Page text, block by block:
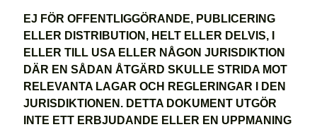
EJ FÖR OFFENTLIGGÖRANDE, PUBLICERING
ELLER DISTRIBUTION, HELT ELLER DELVIS, I
ELLER TILL USA ELLER NÅGON JURISDIKTION
DÄR EN SÅDAN ÅTGÄRD SKULLE STRIDA MOT
RELEVANTA LAGAR OCH REGLERINGAR I DEN
JURISDIKTIONEN. DETTA DOKUMENT UTGÖR
INTE ETT ERBJUDANDE ELLER EN UPPMANING